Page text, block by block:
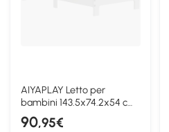
AIYAPLAY Letto per
bambini 143.5x74.2x54 cm
Bianco
90,95€